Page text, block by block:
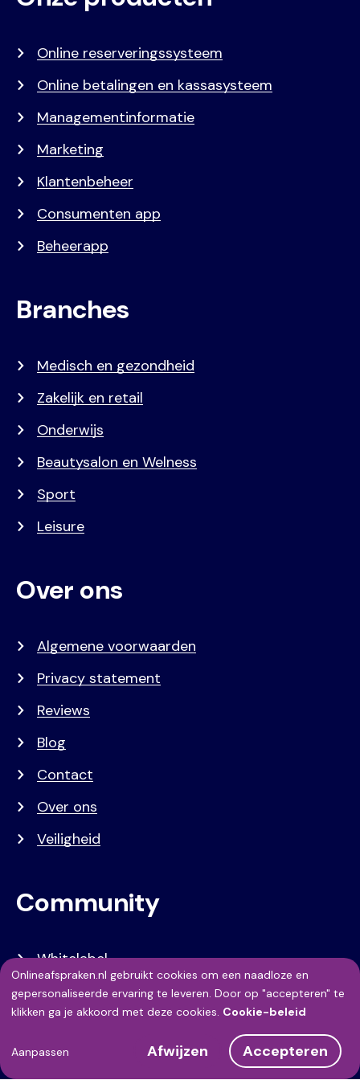
Online reserveringssysteem
Online betalingen en kassasysteem
Managementinformatie
Marketing
Klantenbeheer
Consumenten app
Beheerapp
Branches
Medisch en gezondheid
Zakelijk en retail
Onderwijs
Beautysalon en Welness
Sport
Leisure
Over ons
Algemene voorwaarden
Privacy statement
Reviews
Blog
Contact
Over ons
Veiligheid
Community
Whitelabel
Developers
API Referentie
Referenties
Gebruik
van
persoonsgegevens
Onlineafspraken.nl gebruikt cookies om een naadloze en
gepersonaliseerde ervaring te leveren. Door op "accepteren" te
klikken ga je akkoord met deze cookies. Cookie-beleid
Aanpassen Afwijzen Accepteren